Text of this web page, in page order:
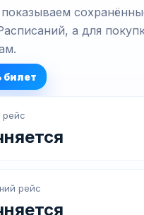
а для
билет
рейс